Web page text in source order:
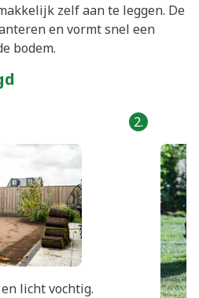
zelf aan te leggen. De
en vormt snel een
bodem.
en licht vochtig.
2.